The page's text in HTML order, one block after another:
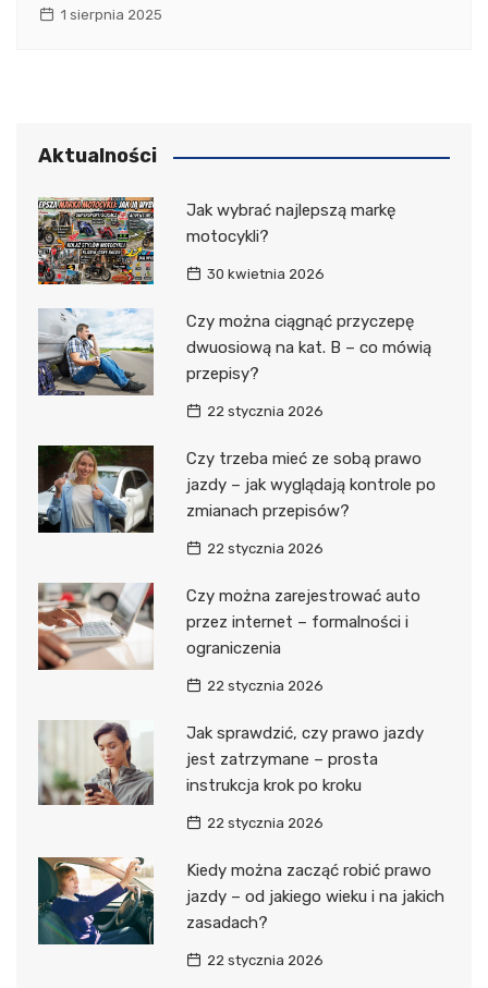
1 sierpnia 2025
Aktualności
Jak wybrać najlepszą markę
motocykli?
30 kwietnia 2026
Czy można ciągnąć przyczepę
dwuosiową na kat. B – co mówią
przepisy?
22 stycznia 2026
Czy trzeba mieć ze sobą prawo
jazdy – jak wyglądają kontrole po
zmianach przepisów?
22 stycznia 2026
Czy można zarejestrować auto
przez internet – formalności i
ograniczenia
22 stycznia 2026
Jak sprawdzić, czy prawo jazdy
jest zatrzymane – prosta
instrukcja krok po kroku
22 stycznia 2026
Kiedy można zacząć robić prawo
jazdy – od jakiego wieku i na jakich
zasadach?
22 stycznia 2026